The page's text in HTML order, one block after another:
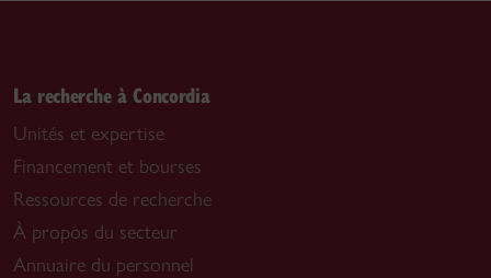
La recherche à Concordia
Unités et expertise
Financement et bourses
Ressources de recherche
À propos du secteur
Annuaire du personnel